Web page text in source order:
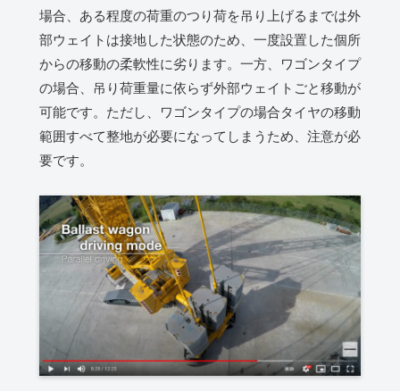
場合、ある程度の荷重のつり荷を吊り上げるまでは外
部ウェイトは接地した状態のため、一度設置した個所
からの移動の柔軟性に劣ります。一方、ワゴンタイプ
の場合、吊り荷重量に依らず外部ウェイトごと移動が
可能です。ただし、ワゴンタイプの場合タイヤの移動
範囲すべて整地が必要になってしまうため、注意が必
要です。